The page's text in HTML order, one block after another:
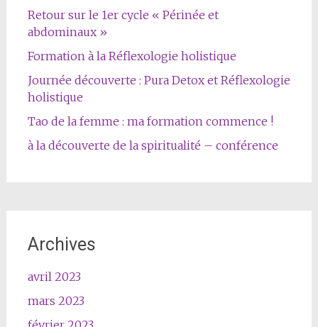
Retour sur le 1er cycle « Périnée et
abdominaux »
Formation à la Réflexologie holistique
Journée découverte : Pura Detox et Réflexologie
holistique
Tao de la femme : ma formation commence !
à la découverte de la spiritualité – conférence
Archives
avril 2023
mars 2023